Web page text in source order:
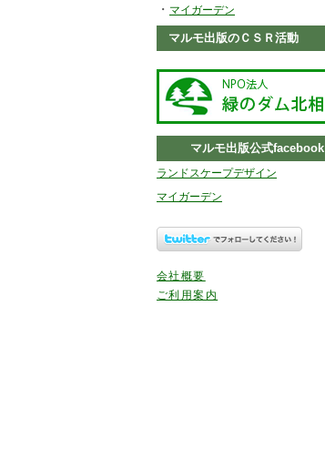
・ マイガーデン
マルモ出版のＣＳＲ活動
マルモ出版公式facebook
ランドスケープデザイン
マイガーデン
会社概要
ご利用案内